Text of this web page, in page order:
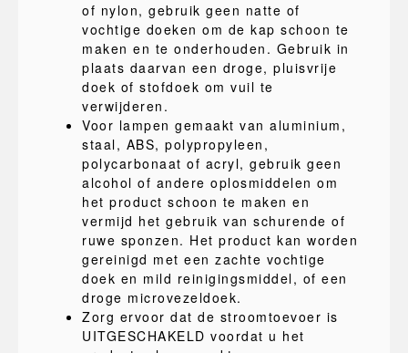
of nylon, gebruik geen natte of
vochtige doeken om de kap schoon te
maken en te onderhouden. Gebruik in
plaats daarvan een droge, pluisvrije
doek of stofdoek om vuil te
verwijderen.
Voor lampen gemaakt van aluminium,
staal, ABS, polypropyleen,
polycarbonaat of acryl, gebruik geen
alcohol of andere oplosmiddelen om
het product schoon te maken en
vermijd het gebruik van schurende of
ruwe sponzen. Het product kan worden
gereinigd met een zachte vochtige
doek en mild reinigingsmiddel, of een
droge microvezeldoek.
Zorg ervoor dat de stroomtoevoer is
UITGESCHAKELD voordat u het